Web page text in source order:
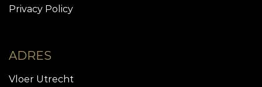
Privacy Policy
ADRES
Vloer Utrecht